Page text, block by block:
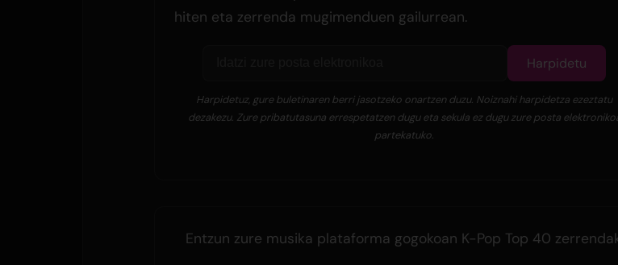
hiten eta zerrenda mugimenduen gailurrean.
Harpidetu
Harpidetuz, gure buletinaren berri jasotzeko onartzen duzu. Noiznahi harpidetza ezeztatu
dezakezu. Zure pribatutasuna errespetatzen dugu eta sekula ez dugu zure posta
partekatuko.
Entzun zure musika plataforma gogokoan K-Pop Top 40